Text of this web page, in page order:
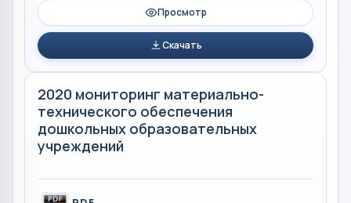
Просмотр
Скачать
2020 мониторинг материально-
технического обеспечения
дошкольных образовательных
учреждений